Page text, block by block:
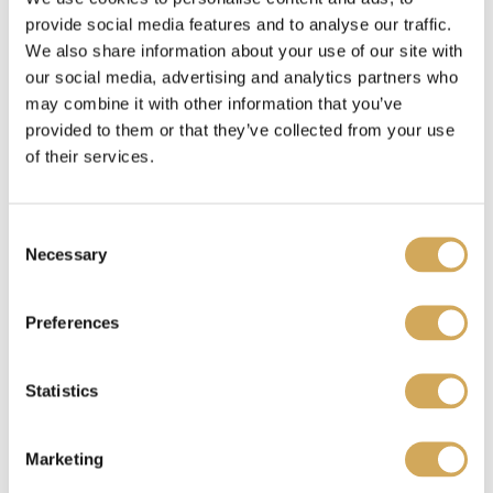
provide social media features and to analyse our traffic.
We also share information about your use of our site with
our social media, advertising and analytics partners who
may combine it with other information that you’ve
provided to them or that they’ve collected from your use
of their services.
Necessary
Preferences
Statistics
Marketing
Benieuwd waar je je Wasstraatpas kado kunt
inzetten? Bekijk hierwelke carwashes bij jou in
de buurt meedoen.
Ik heb een Wasstraatpas kado ontvangen, wat nu?
op onze
code representeert jouw reservering en fungeert
aan een medewerker van de gekozen